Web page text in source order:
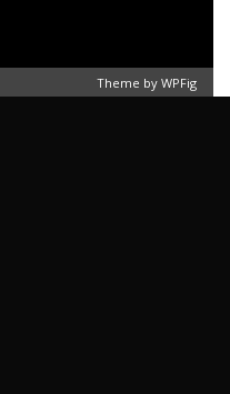
Theme by WPFig